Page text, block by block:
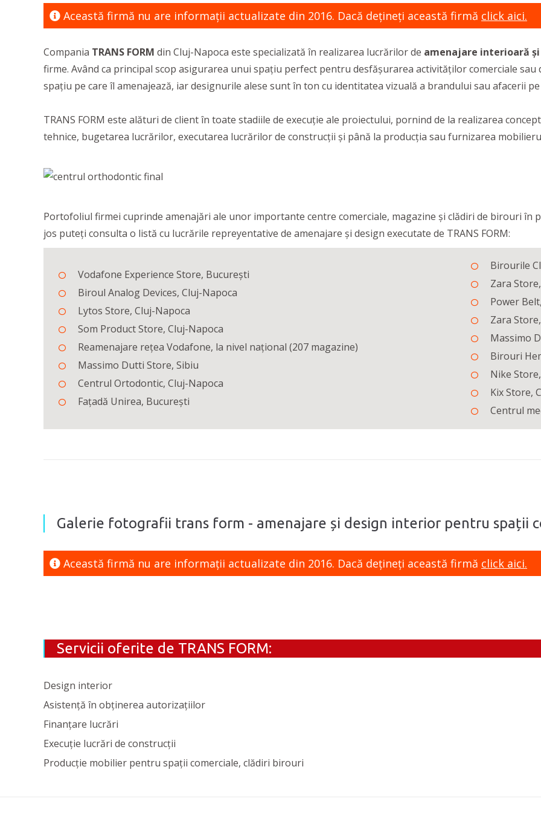
Această firmă nu are informaţii actualizate din 2016. Dacă dețineți această firmă click aici.
Compania TRANS FORM din Cluj-Napoca este specializată în realizarea lucrărilor de amenajare interioară
firme. Având ca principal scop asigurarea unui spațiu perfect pentru desfășurarea activităților comerciale
spațiu pe care îl amenajează, iar designurile alese sunt în ton cu identitatea vizuală a brandului sau afacerii
TRANS FORM este alături de client în toate stadiile de execuție ale proiectului, pornind de la realizarea
tehnice, bugetarea lucrărilor, executarea lucrărilor de construcții și până la producția sau furnizarea
Portofoliul firmei cuprinde amenajări ale unor importante centre comerciale, magazine și clădiri de birouri în
jos puteți consulta o listă cu lucrările repreyentative de amenajare și design executate de TRANS FORM:
Vodafone Experience Store, București
Biroul Analog Devices, Cluj-Napoca
Lytos Store, Cluj-Napoca
Som Product Store, Cluj-Napoca
Reamenajare rețea Vodafone, la nivel național (207 magazine)
Massimo Dutti Store, Sibiu
Centrul Ortodontic, Cluj-Napoca
Fațadă Unirea, București
Birourile
Zara
Power
Zara
Massimo
Birouri
Nike
Kix Store,
Centrul
Galerie fotografii trans form - amenajare și design interior pentru spații
Această firmă nu are informaţii actualizate din 2016. Dacă dețineți această firmă click aici.
Servicii oferite de TRANS FORM:
Design interior
Asistență în obținerea autorizațiilor
Finanțare lucrări
Execuție lucrări de construcții
Producție mobilier pentru spații comerciale, clădiri birouri